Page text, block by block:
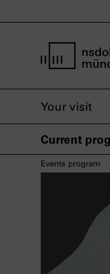
Your visit
Current
Events program